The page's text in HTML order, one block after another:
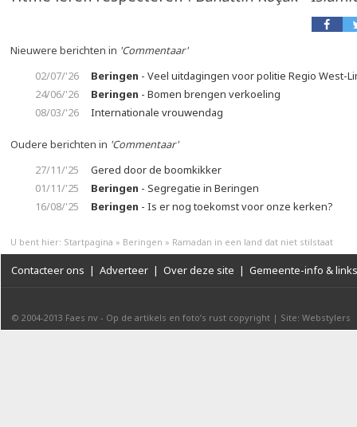
Nieuwere berichten in 'Commentaar'
02/07/'26
Beringen - Veel uitdagingen voor politie Regio West-
24/06/'26
Beringen - Bomen brengen verkoeling
08/03/'26
Internationale vrouwendag
Oudere berichten in 'Commentaar'
27/11/'25
Gered door de boomkikker
01/11/'25
Beringen - Segregatie in Beringen
16/08/'25
Beringen - Is er nog toekomst voor onze kerken?
U bent hier: Startpagina » Beringen » Ramadan in een land dat niet stilstaat
Contacteer ons | Adverteer | Over deze site | Gemeente-info & links
© 2004-2013 Faes nv - Op de artikels en foto’s rust copyright | Site: Webstylers